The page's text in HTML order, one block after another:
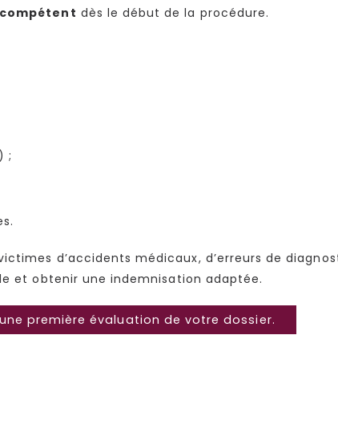
dès le début de la procédure.
;
d’accidents médicaux, d’erreurs de
et obtenir une indemnisation adaptée.
première évaluation de votre dossier.